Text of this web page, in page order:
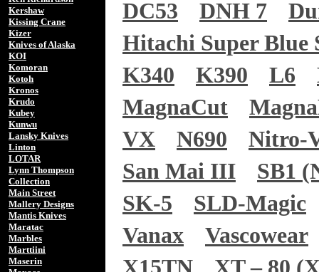
Kershaw
Kissing Crane
Kizer
Knives of Alaska
KOI
Komoran
Kotoh
Kronos
Krudo
Kubey
Kunwu
Lansky Knives
Linton
LOTAR
Lynn Thompson
Collection
Main Street
Mallery Designs
Mantis Knives
Maratac
Marbles
Marttiini
Maserin
DC53
DNH 7
Hitachi Super Blue
K340
K390 L6
MagnaCut
VX
N690
Nitro-
San Mai III
SB1
SK-5
SLD-Magic
Vanax
Vascowear